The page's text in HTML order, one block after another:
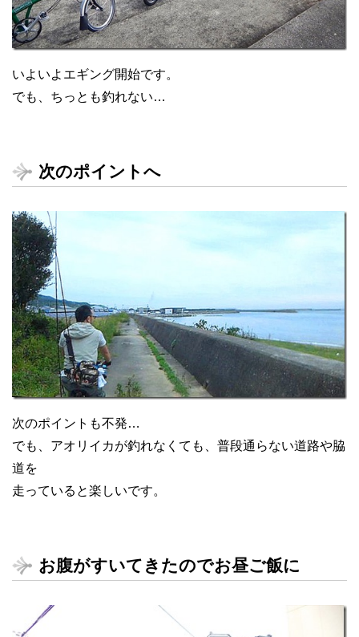
いよいよエギング開始です。
でも、ちっとも釣れない…
次のポイントへ
次のポイントも不発…
でも、アオリイカが釣れなくても、普段通らない道路や脇
道を
走っていると楽しいです。
お腹がすいてきたのでお昼ご飯に